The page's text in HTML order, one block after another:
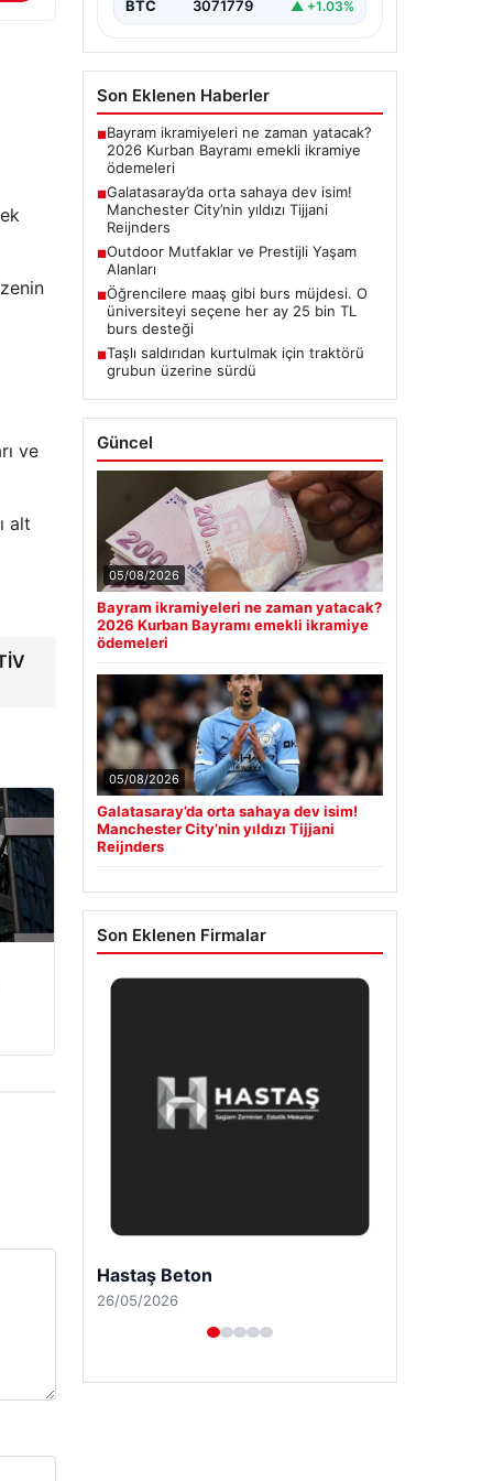
ve
alt
BTC 3071779 ▲ +1.03%
Son Eklenen Haberler
■Bayram ikramiyeleri ne zaman yatacak?
2026 Kurban Bayramı emekli ikramiye
ödemeleri
■Galatasaray’da orta sahaya dev isim!
Manchester City’nin yıldızı Tijjani
Reijnders
■Outdoor Mutfaklar ve Prestijli Yaşam
Alanları
■Öğrencilere maaş gibi burs müjdesi. O
üniversiteyi seçene her ay 25 bin TL
burs desteği
■Taşlı saldırıdan kurtulmak için traktörü
grubun üzerine sürdü
Güncel
05/08/2026
Bayram ikramiyeleri ne zaman yatacak?
2026 Kurban Bayramı emekli ikramiye
ödemeleri
05/08/2026
Galatasaray’da orta sahaya dev isim!
Manchester City’nin yıldızı Tijjani
Reijnders
Son Eklenen Firmalar
Prenses Night Club
29/04/2026